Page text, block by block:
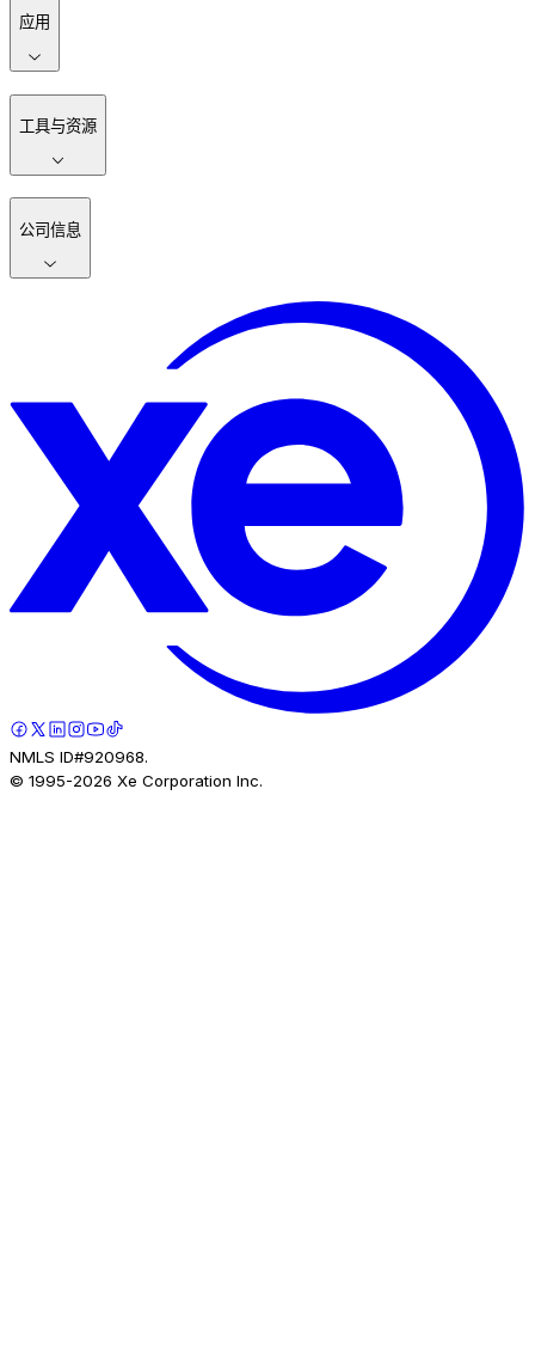
应用
工具与资源
公司信息
NMLS ID#920968.
© 1995-2026 Xe Corporation Inc.